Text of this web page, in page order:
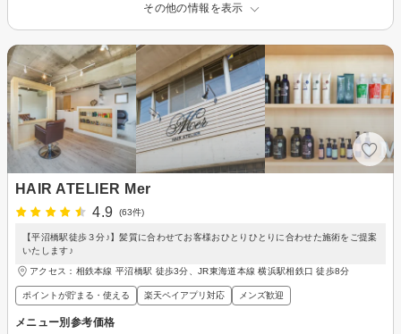
その他の情報を表示
HAIR ATELIER Mer
4.9
(63件)
【平沼橋駅徒歩３分♪】髪質に合わせてお客様おひとりひとりに合わせた施術をご提案
いたします♪
アクセス：相鉄本線 平沼橋駅 徒歩3分、JR東海道本線 横浜駅相鉄口 徒歩8分
ポイントが貯まる・使える 楽天ペイアプリ対応 メンズ歓迎
メニュー別参考価格